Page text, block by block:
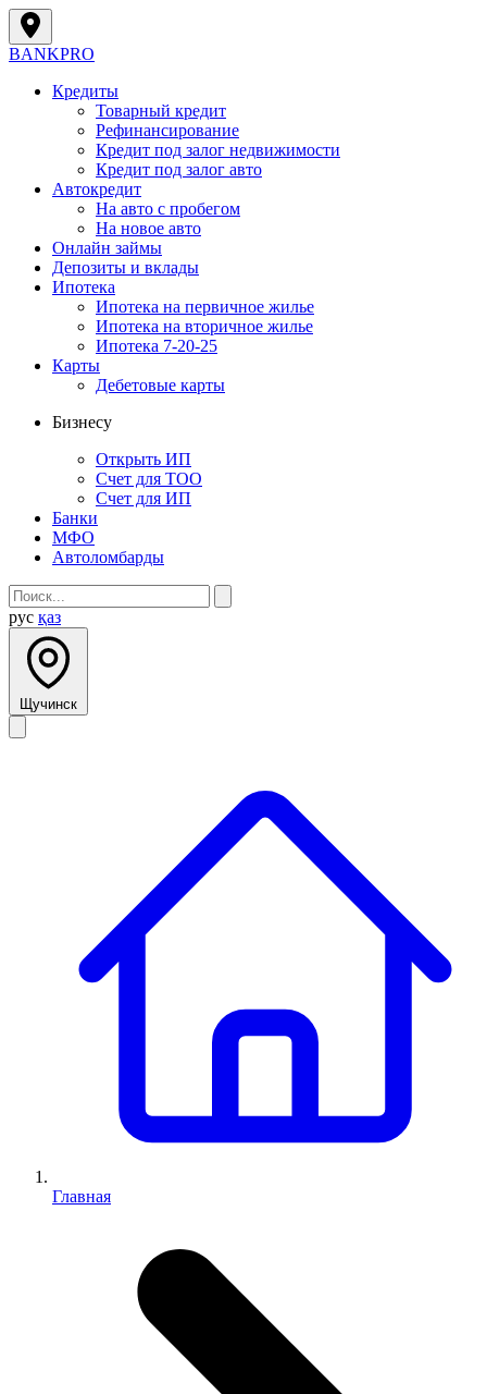
BANKPRO
Кредиты
Товарный кредит
Рефинансирование
Кредит под залог недвижимости
Кредит под залог авто
Автокредит
На авто с пробегом
На новое авто
Онлайн займы
Депозиты и вклады
Ипотека
Ипотека на первичное жилье
Ипотека на вторичное жилье
Ипотека 7-20-25
Карты
Дебетовые карты
Бизнесу
Открыть ИП
Cчет для ТОО
Счет для ИП
Банки
МФО
Автоломбарды
рус қаз
Щучинск
Главная